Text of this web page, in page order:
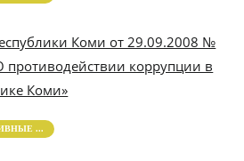
Коми от 29.09.2008 №
противодействии коррупции в
Коми»
...